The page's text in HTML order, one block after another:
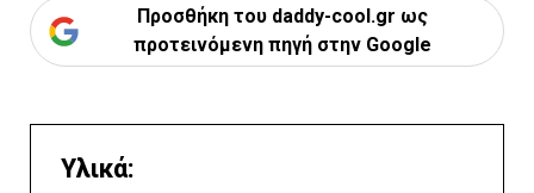
Προσθήκη του daddy-cool.gr ως
προτεινόμενη πηγή στην Google
Υλικά: